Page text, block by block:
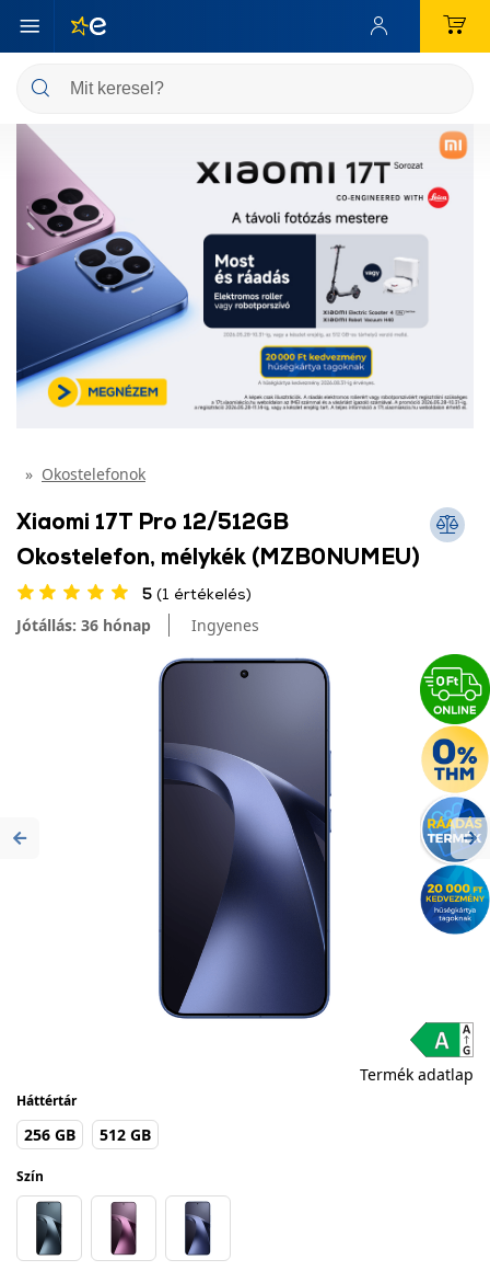
Okostelefonok
Xiaomi 17T Pro 12/512GB
Okostelefon, mélykék (MZB0NUMEU)
5 (1 értékelés)
Jótállás: 36 hónap Ingyenes
Previous
Termék adatlap
Háttértár
256 GB 512 GB
Szín